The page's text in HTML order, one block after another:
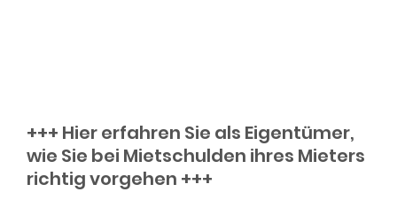
+++ Hier erfahren Sie als Eigentümer,
wie Sie bei Mietschulden ihres Mieters
richtig vorgehen +++